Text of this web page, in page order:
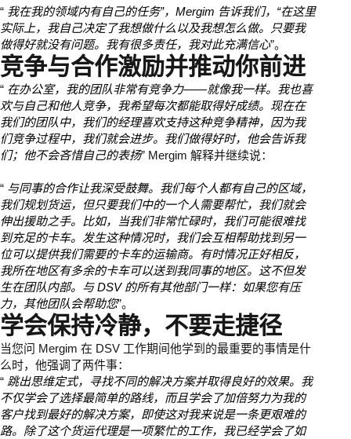
“ 我在我的领域内有自己的任务”，Mergim 告诉我们，“在这里
实际上，我自己决定了我想做什么以及我想怎么做。只要我
做得好就没有问题。我有很多责任，我对此充满信心”。
竞争与合作激励并推动你前进
“ 在办公室，我的团队非常有竞争力——就像我一样。我也喜
欢与自己和他人竞争，我希望每次都能取得好成绩。现在在
我们的团队中，我们的经理喜欢支持这种竞争精神，因为我
们竞争过程中，我们就会进步。我们做得好时，他会告诉我
们；他不会吝惜自己的表扬” Mergim 解释并继续说：
“ 与同事的合作让我深受鼓舞。我们每个人都有自己的区域，
我们规划货运，但只要我们中的一个人需要帮忙，我们就会
伸出援助之手。比如，当我们非常忙碌时，我们可能很难找
到充足的卡车。发生这种情况时，我们会互相帮助找到另一
位可以提供我们需要的卡车的运输商。有时情况正好相反，
我所在地区有多余的卡车可以送到我同事的地区。这不但发
生在团队内部。与 DSV 的所有其他部门一样：如果您有压
力，其他团队会帮助您”。
学会保持冷静，不要走捷径
当您问 Mergim 在 DSV 工作期间他学到的最重要的事情是什
么时，他强调了两件事：
“ 跳出思维定式，寻找不同的解决方案并取得良好的效果。我
不仅学会了选择最简单的路线，而且学会了加倍努力为我的
客户找到最好的解决方案，即使这对我来说是一条更艰难的
路。除了这个货运代理是一项繁忙的工作，我已经学会了如